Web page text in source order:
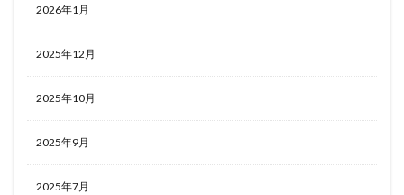
2026年1月
2025年12月
2025年10月
2025年9月
2025年7月